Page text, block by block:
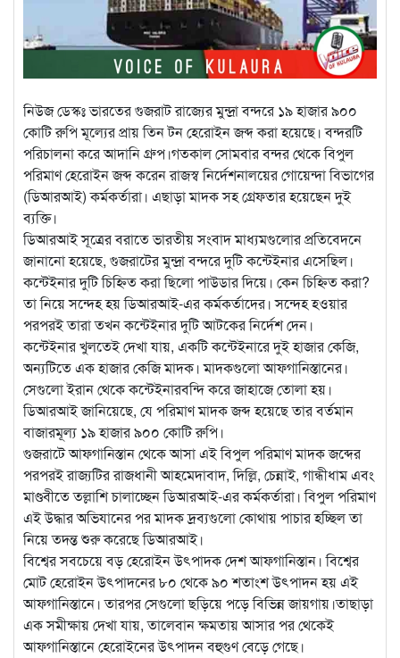
নিউজ ডেস্কঃ ভারতের গুজরাট রাজ্যের মুন্দ্রা বন্দরে ১৯ হাজার ৯০০
কোটি রুপি মূল্যের প্রায় তিন টন হেরোইন জব্দ করা হয়েছে। বন্দরটি
পরিচালনা করে আদানি গ্রুপ।গতকাল সোমবার বন্দর থেকে বিপুল
পরিমাণ হেরোইন জব্দ করেন রাজস্ব নির্দেশনালয়ের গোয়েন্দা বিভাগের
(ডিআরআই) কর্মকর্তারা। এছাড়া মাদক সহ গ্রেফতার হয়েছেন দুই
ব্যক্তি।
ডিআরআই সূত্রের বরাতে ভারতীয় সংবাদ মাধ্যমগুলোর প্রতিবেদনে
জানানো হয়েছে, গুজরাটের মুন্দ্রা বন্দরে দুটি কন্টেইনার এসেছিল।
কন্টেইনার দুটি চিহ্নিত করা ছিলো পাউডার দিয়ে। কেন চিহ্নিত করা?
তা নিয়ে সন্দেহ হয় ডিআরআই-এর কর্মকর্তাদের। সন্দেহ হওয়ার
পরপরই তারা তখন কন্টেইনার দুটি আটকের নির্দেশ দেন।
কন্টেইনার খুলতেই দেখা যায়, একটি কন্টেইনারে দুই হাজার কেজি,
অন্যটিতে এক হাজার কেজি মাদক। মাদকগুলো আফগানিস্তানের।
সেগুলো ইরান থেকে কন্টেইনারবন্দি করে জাহাজে তোলা হয়।
ডিআরআই জানিয়েছে, যে পরিমাণ মাদক জব্দ হয়েছে তার বর্তমান
বাজারমূল্য ১৯ হাজার ৯০০ কোটি রুপি।
গুজরাটে আফগানিস্তান থেকে আসা এই বিপুল পরিমাণ মাদক জব্দের
পরপরই রাজ্যটির রাজধানী আহমেদাবাদ, দিল্লি, চেন্নাই, গান্ধীধাম এবং
মাণ্ডবীতে তল্লাশি চালাচ্ছেন ডিআরআই-এর কর্মকর্তারা। বিপুল পরিমাণ
এই উদ্ধার অভিযানের পর মাদক দ্রব্যগুলো কোথায় পাচার হচ্ছিল তা
নিয়ে তদন্ত শুরু করেছে ডিআরআই।
বিশ্বের সবচেয়ে বড় হেরোইন উৎপাদক দেশ আফগানিস্তান। বিশ্বের
মোট হেরোইন উৎপাদনের ৮০ থেকে ৯০ শতাংশ উৎপাদন হয় এই
আফগানিস্তানে। তারপর সেগুলো ছড়িয়ে পড়ে বিভিন্ন জায়গায়।তাছাড়া
এক সমীক্ষায় দেখা যায়, তালেবান ক্ষমতায় আসার পর থেকেই
আফগানিস্তানে হেরোইনের উৎপাদন বহুগুণ বেড়ে গেছে।